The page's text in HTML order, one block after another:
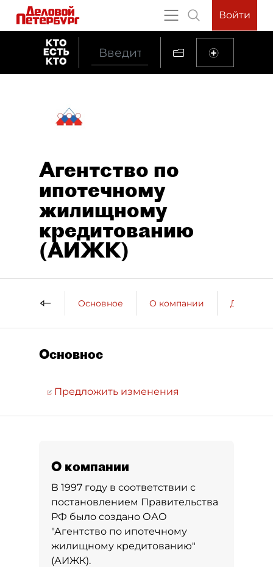
Войти
Агентство по
ипотечному
жилищному
кредитованию
(АИЖК)
Основное О компании ДП о
Основное
Предложить изменения
О компании
В 1997 году в соответствии с
постановлением Правительства
РФ было создано ОАО
"Агентство по ипотечному
жилищному кредитованию"
(АИЖК).